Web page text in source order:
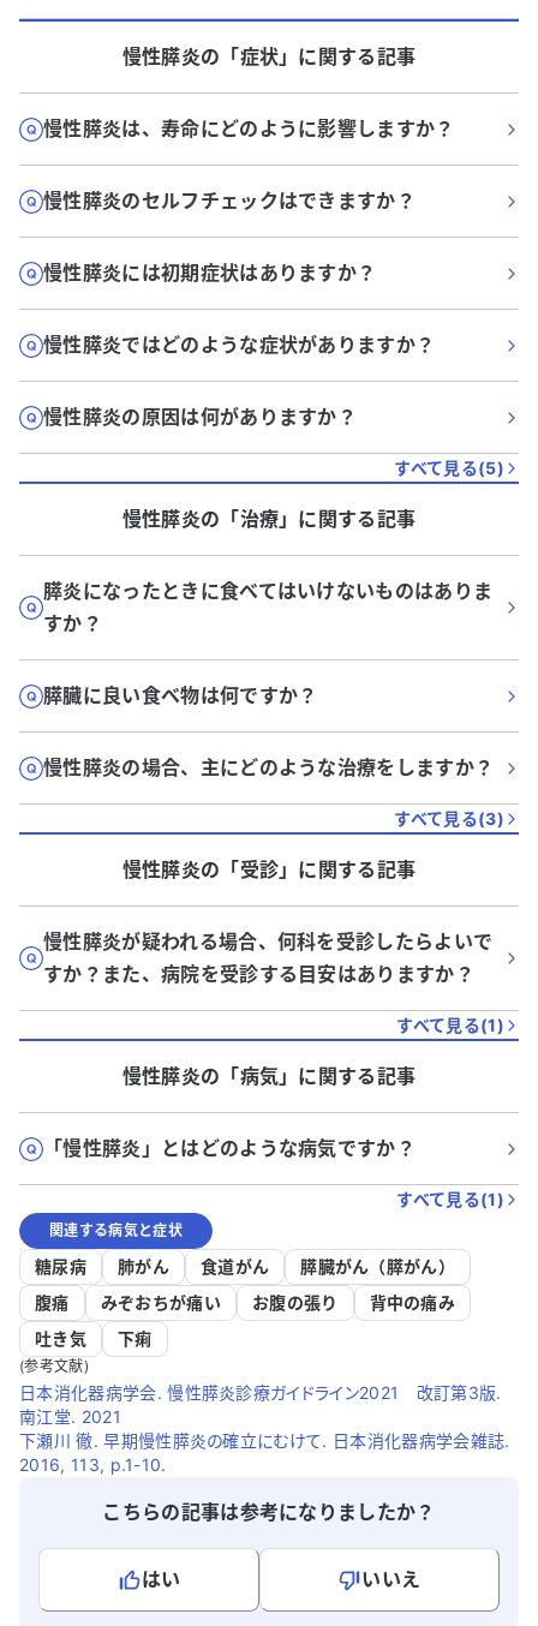
慢性膵炎の「症状」に関する記事
慢性膵炎は、寿命にどのように影響しますか？
慢性膵炎のセルフチェックはできますか？
慢性膵炎には初期症状はありますか？
慢性膵炎ではどのような症状がありますか？
慢性膵炎の原因は何がありますか？
すべて見る(5)
慢性膵炎の「治療」に関する記事
膵炎になったときに食べてはいけないものはありま
すか？
膵臓に良い食べ物は何ですか？
慢性膵炎の場合、主にどのような治療をしますか？
すべて見る(3)
慢性膵炎の「受診」に関する記事
慢性膵炎が疑われる場合、何科を受診したらよいで
すか？また、病院を受診する目安はありますか？
すべて見る(1)
慢性膵炎の「病気」に関する記事
「慢性膵炎」とはどのような病気ですか？
すべて見る(1)
関連する病気と症状
糖尿病 肺がん 食道がん
膵臓がん（膵がん）
腹痛
みぞおちが痛い お腹の張り
背中の痛み
吐き気
下痢
(参考文献)
日本消化器病学会. 慢性膵炎診療ガイドライン2021 改訂第3版.
南江堂. 2021
下瀬川 徹. 早期慢性膵炎の確立にむけて. 日本消化器病学会雑誌.
2016, 113, p.1-10.
こちらの記事は参考になりましたか？
はい
いいえ